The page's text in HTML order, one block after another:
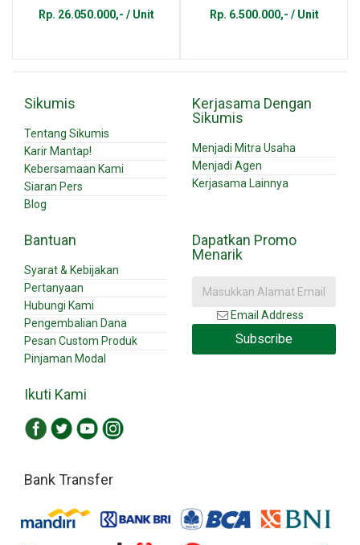
Rp. 26.050.000,- / Unit Rp. 6.500.000,- / Unit
Sikumis
Tentang Sikumis
Karir Mantap!
Kebersamaan Kami
Siaran Pers
Blog
Kerjasama Dengan
Sikumis
Menjadi Mitra Usaha
Menjadi Agen
Kerjasama Lainnya
Bantuan
Syarat & Kebijakan
Pertanyaan
Hubungi Kami
Pengembalian Dana
Pesan Custom Produk
Pinjaman Modal
Dapatkan Promo
Menarik
Email Address
Subscribe
Ikuti Kami
Bank Transfer